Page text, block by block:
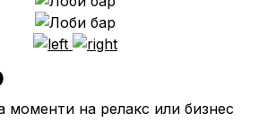
моменти на релакс или бизнес